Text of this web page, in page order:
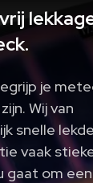
je
Wij van
snelle
vaak
gaat om